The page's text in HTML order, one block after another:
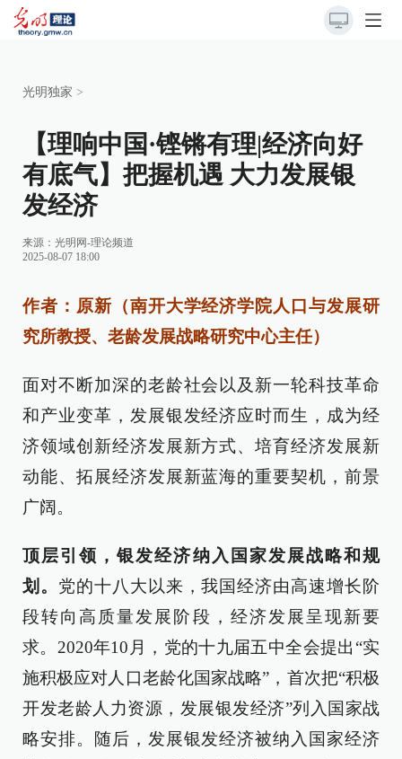
光明独家 >
【理响中国·铿锵有理|经济向好
有底气】把握机遇 大力发展银
发经济
来源： 光明网-理论频道
2025-08-07 18:00
作者：原新（南开大学经济学院人口与发展研
究所教授、老龄发展战略研究中心主任）
面对不断加深的老龄社会以及新一轮科技革命
和产业变革，发展银发经济应时而生，成为经
济领域创新经济发展新方式、培育经济发展新
动能、拓展经济发展新蓝海的重要契机，前景
广阔。
顶层引领，银发经济纳入国家发展战略和规
划。 党的十八大以来，我国经济由高速增长阶
段转向高质量发展阶段，经济发展呈现新要
求。2020年10月，党的十九届五中全会提出“实
施积极应对人口老龄化国家战略”，首次把“积极
开发老龄人力资源，发展银发经济”列入国家战
略安排。随后，发展银发经济被纳入国家经济